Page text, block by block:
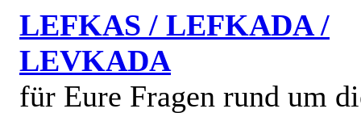
LEFKAS / LEFKADA /
LEVKADA
für Eure Fragen rund um